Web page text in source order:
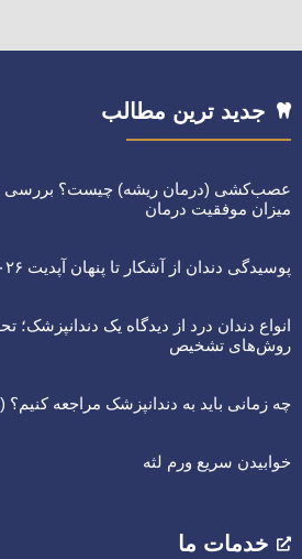
جدید ترین مطالب
عصب‌کشی (درمان ریشه) چیست؟ بررسی
میزان موفقیت درمان
پوسیدگی دندان از آشکار تا پنهان آپدیت ۲۰۲۶
انواع دندان درد از دیدگاه یک دندانپزشک؛
روش‌های تشخیص
چه زمانی باید به دندانپزشک مراجعه کنیم؟
خوابیدن سریع ورم لثه
خدمات ما